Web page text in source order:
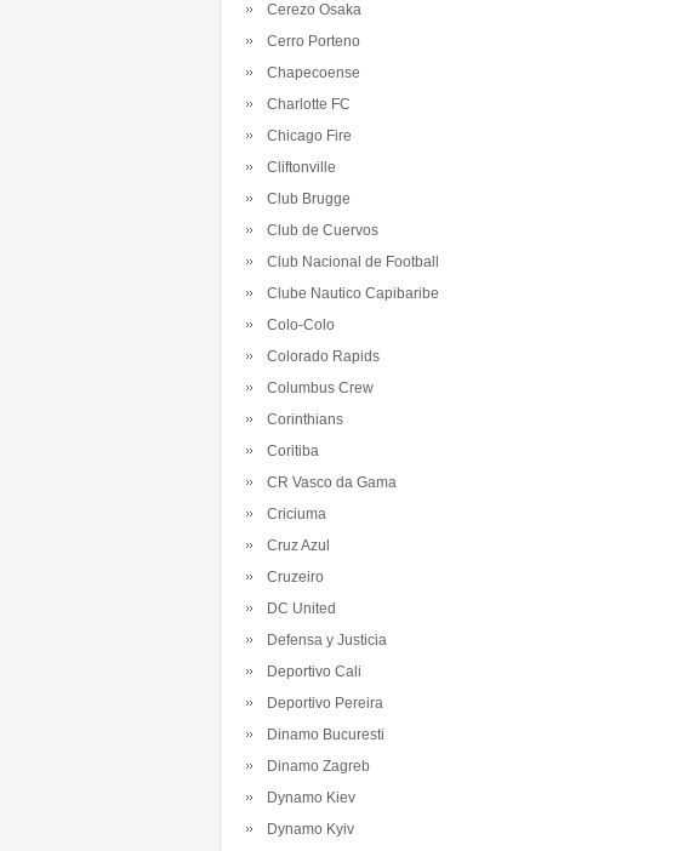
Cerezo Osaka
Cerro Porteno
Chapecoense
Charlotte FC
Chicago Fire
Cliftonville
Club Brugge
Club de Cuervos
Club Nacional de Football
Clube Nautico Capibaribe
Colo-Colo
Colorado Rapids
Columbus Crew
Corinthians
Coritiba
CR Vasco da Gama
Criciuma
Cruz Azul
Cruzeiro
DC United
Defensa y Justicia
Deportivo Cali
Deportivo Pereira
Dinamo Bucuresti
Dinamo Zagreb
Dynamo Kiev
Dynamo Kyiv